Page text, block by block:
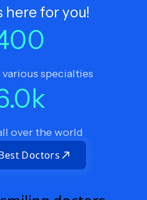
here for you!
specialties
k
over the world
Doctors